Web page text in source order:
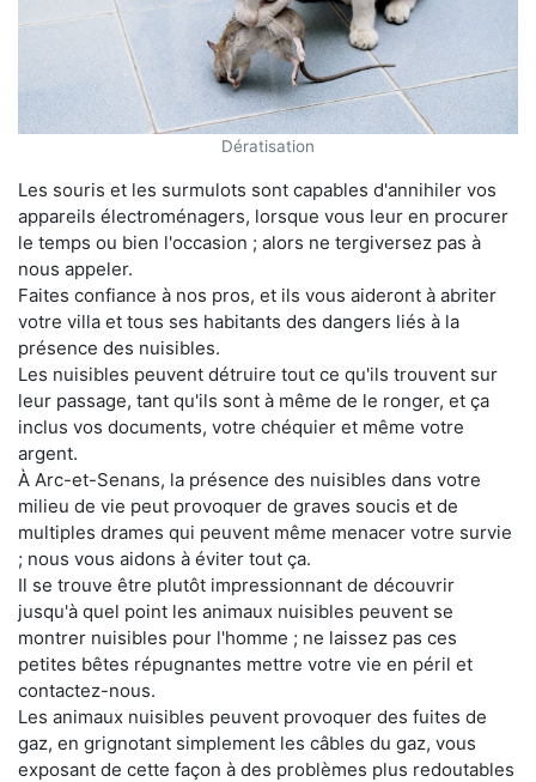
Dératisation
Les souris et les surmulots sont capables d'annihiler vos
appareils électroménagers, lorsque vous leur en procurer
le temps ou bien l'occasion ; alors ne tergiversez pas à
nous appeler.
Faites confiance à nos pros, et ils vous aideront à abriter
votre villa et tous ses habitants des dangers liés à la
présence des nuisibles.
Les nuisibles peuvent détruire tout ce qu'ils trouvent sur
leur passage, tant qu'ils sont à même de le ronger, et ça
inclus vos documents, votre chéquier et même votre
argent.
À Arc-et-Senans, la présence des nuisibles dans votre
milieu de vie peut provoquer de graves soucis et de
multiples drames qui peuvent même menacer votre survie
; nous vous aidons à éviter tout ça.
Il se trouve être plutôt impressionnant de découvrir
jusqu'à quel point les animaux nuisibles peuvent se
montrer nuisibles pour l'homme ; ne laissez pas ces
petites bêtes répugnantes mettre votre vie en péril et
contactez-nous.
Les animaux nuisibles peuvent provoquer des fuites de
gaz, en grignotant simplement les câbles du gaz, vous
exposant de cette façon à des problèmes plus redoutables